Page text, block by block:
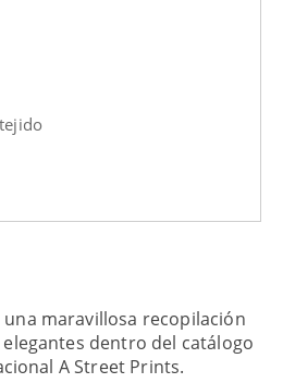
maravillosa recopilación
dentro del catálogo
A Street Prints.